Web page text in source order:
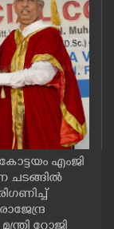
എംജി
ചടങ്ങിൽ